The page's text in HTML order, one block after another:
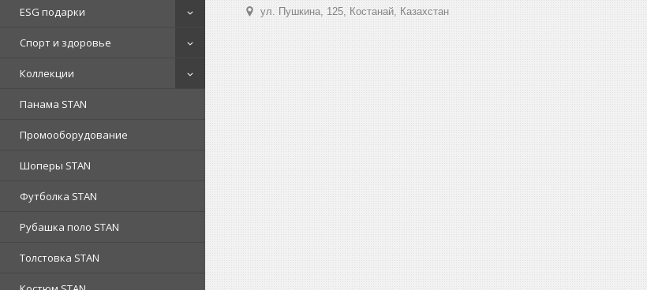
ESG подарки
Спорт и здоровье
Коллекции
Панама STAN
Промооборудование
Шоперы STAN
Футболка STAN
Рубашка поло STAN
Толстовка STAN
ул. Пушкина, 125, Костанай, Казахстан